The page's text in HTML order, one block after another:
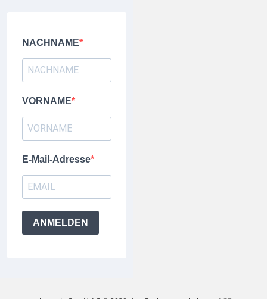
NACHNAME
VORNAME
E-Mail-Adresse
ANMELDEN